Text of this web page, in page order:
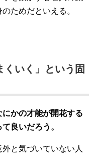
ためだといえる。
くいく」という固
かの才能が開花する
良いだろう。
と気づいていない人